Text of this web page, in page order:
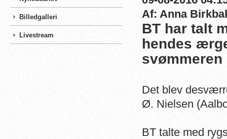
Billedgalleri
Livestream
Af: Anna
BT har talt
hendes
Det blev
Ø. Nielsen
BT talte med